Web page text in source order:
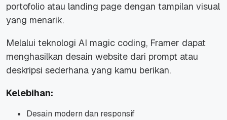
portofolio atau landing page dengan tampilan visual
yang menarik.
Melalui teknologi AI magic coding, Framer dapat
menghasilkan desain website dari prompt atau
deskripsi sederhana yang kamu berikan.
Kelebihan:
Desain modern dan responsif